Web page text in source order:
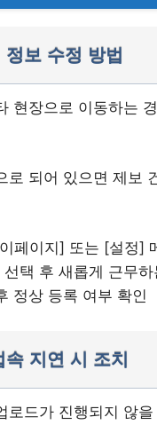
보 수정 방법
현장으로 이동하는
로 되어 있으면 제보
페이지] 또는 [설정]
택 후 새롭게 근무
정상 등록 여부 확인
지연 시 조치
로드가 진행되지 않